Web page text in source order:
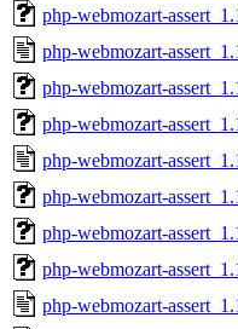
php-webmozart-
php-webmozart-
php-webmozart-
php-webmozart-
php-webmozart-
php-webmozart-
php-webmozart-
php-webmozart-
php-webmozart-